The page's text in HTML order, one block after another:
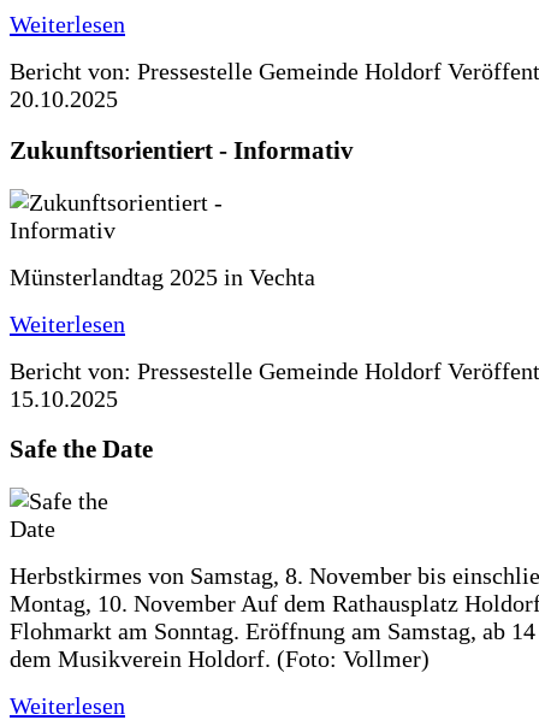
Weiterlesen
Bericht von: Pressestelle Gemeinde Holdorf
20.10.2025
Zukunftsorientiert - Informativ
Münsterlandtag 2025 in Vechta
Weiterlesen
Bericht von: Pressestelle Gemeinde Holdorf
15.10.2025
Safe the Date
Herbstkirmes von Samstag, 8. November bis
Montag, 10. November Auf dem Rathausplatz
Flohmarkt am Sonntag. Eröffnung am Samstag, ab
dem Musikverein Holdorf. (Foto: Vollmer)
Weiterlesen